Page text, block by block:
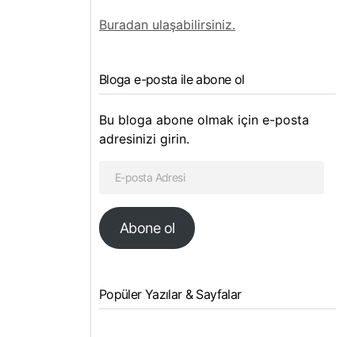
Buradan ulaşabilirsiniz.
Bloga e-posta ile abone ol
Bu bloga abone olmak için e-posta
adresinizi girin.
Abone ol
Popüler Yazılar & Sayfalar